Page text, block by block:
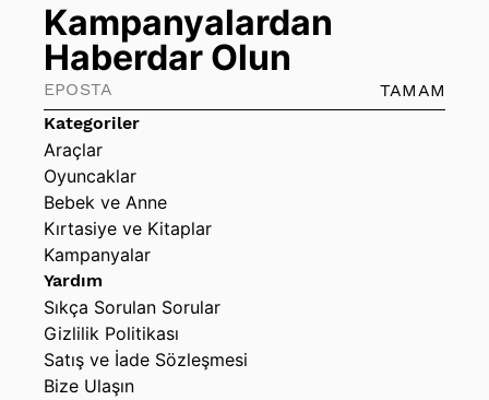
Kategoriler
Araçlar
Oyuncaklar
Bebek ve Anne
Kırtasiye ve Kitaplar
Kampanyalar
Yardım
Sıkça Sorulan Sorular
Gizlilik Politikası
Satış ve İade Sözleşmesi
Bize Ulaşın
Kampanyalardan
Haberdar Olun
TAMAM